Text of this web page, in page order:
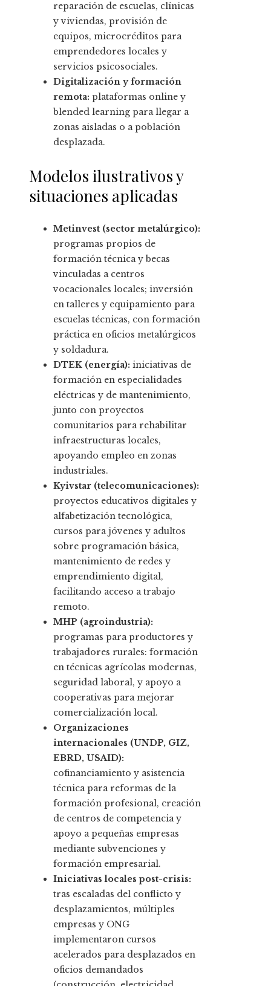
reparación de escuelas, clínicas
y viviendas, provisión de
equipos, microcréditos para
emprendedores locales y
servicios psicosociales.
Digitalización y formación
remota: plataformas online y
blended learning para llegar a
zonas aisladas o a población
desplazada.
Modelos ilustrativos y
situaciones aplicadas
Metinvest (sector metalúrgico):
programas propios de
formación técnica y becas
vinculadas a centros
vocacionales locales; inversión
en talleres y equipamiento para
escuelas técnicas, con formación
práctica en oficios metalúrgicos
y soldadura.
DTEK (energía): iniciativas de
formación en especialidades
eléctricas y de mantenimiento,
junto con proyectos
comunitarios para rehabilitar
infraestructuras locales,
apoyando empleo en zonas
industriales.
Kyivstar (telecomunicaciones):
proyectos educativos digitales y
alfabetización tecnológica,
cursos para jóvenes y adultos
sobre programación básica,
mantenimiento de redes y
emprendimiento digital,
facilitando acceso a trabajo
remoto.
MHP (agroindustria):
programas para productores y
trabajadores rurales: formación
en técnicas agrícolas modernas,
seguridad laboral, y apoyo a
cooperativas para mejorar
comercialización local.
Organizaciones
internacionales (UNDP, GIZ,
EBRD, USAID):
cofinanciamiento y asistencia
técnica para reformas de la
formación profesional, creación
de centros de competencia y
apoyo a pequeñas empresas
mediante subvenciones y
formación empresarial.
Iniciativas locales post-crisis:
tras escaladas del conflicto y
desplazamientos, múltiples
empresas y ONG
implementaron cursos
acelerados para desplazados en
oficios demandados